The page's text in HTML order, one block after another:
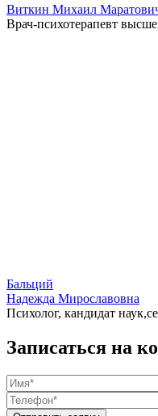
Виткин Михаил
Врач-психотерапевт
Бальций
Надежда Мирославовна
Психолог, кандидат
Записаться на